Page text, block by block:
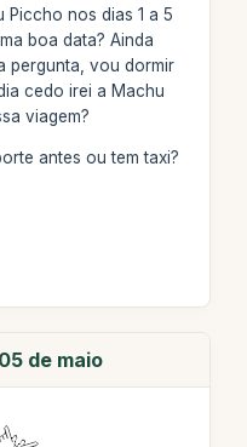
nos dias 1 a 5
boa data? Ainda
pergunta, vou dormir
cedo irei a Machu
viagem?
antes ou tem taxi?
de maio